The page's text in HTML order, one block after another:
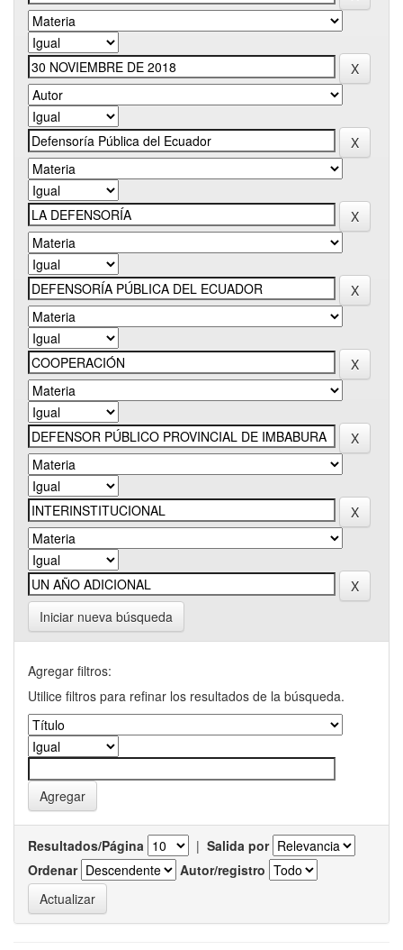
Iniciar nueva búsqueda
Agregar filtros:
Utilice filtros para refinar los resultados de la búsqueda.
Resultados/Página | Salida por
Ordenar
Autor/registro